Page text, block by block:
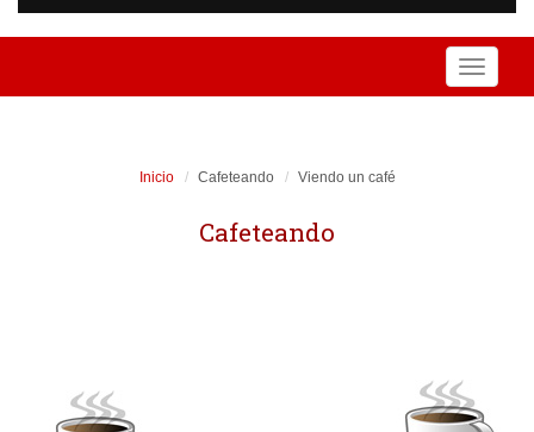
Toggle
Inicio Cafeteando Viendo un café
Cafeteando